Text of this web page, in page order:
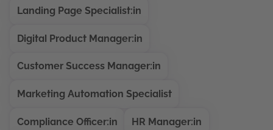
Landing Page Specialist:in
Digital Product Manager:in
Customer Success Manager:in
Marketing Automation Specialist
Compliance Officer:in HR Manager:in